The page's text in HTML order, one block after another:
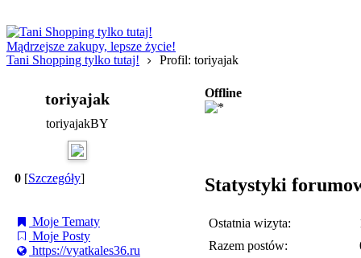
Mądrzejsze zakupy, lepsze życie!
Tani Shopping tylko tutaj!
Profil: toriyajak
toriyajak
toriyajakBY
0 [Szczegóły]
Moje Tematy
Moje Posty
https://vyatkales36.ru
Offline
Statystyki
Ostatnia wizyta:
Razem postów: